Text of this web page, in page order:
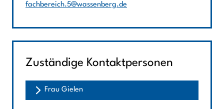
fachbereich.5@wassenberg.de
Zuständige Kontaktpersonen
Frau Gielen